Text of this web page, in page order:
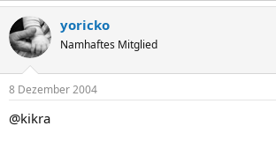
yoricko
Namhaftes Mitglied
8 Dezember 2004
@kikra